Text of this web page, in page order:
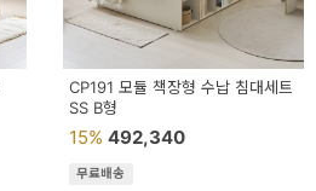
CP191 모듈 책장형 수납 침대세트
SS B형
15% 492,340
무료배송